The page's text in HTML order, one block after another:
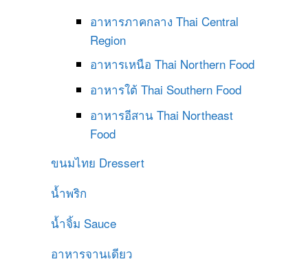
อาหารภาคกลาง Thai Central
Region
อาหารเหนือ Thai Northern Food
อาหารใต้ Thai Southern Food
อาหารอีสาน Thai Northeast
Food
ขนมไทย Dressert
น้ำพริก
น้ำจิ้ม Sauce
อาหารจานเดียว